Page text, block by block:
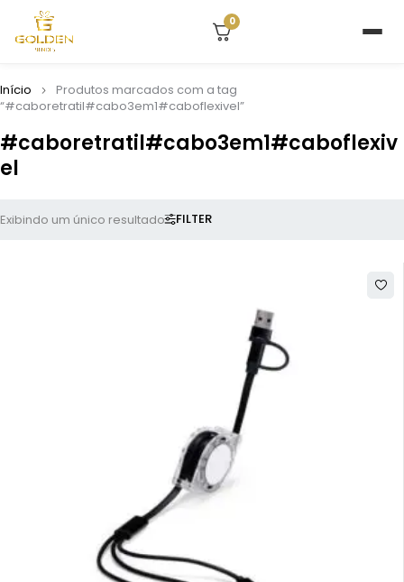
0
#caboretratil#cabo3em1#caboflexiv
el
Início
Produtos marcados com a tag
“#caboretratil#cabo3em1#caboflexivel”
FILTER
Exibindo um único resultado